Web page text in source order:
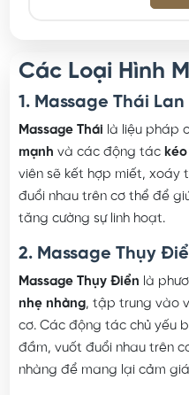
Các Loại Hình
1. Massage Thái
Massage Thái là liệu pháp
mạnh và các động tác
viên sẽ kết hợp miết, xoáy
đuổi nhau trên cơ thể để
tăng cường sự linh hoạt.
2. Massage Thụy
Massage Thụy Điển là
nhẹ nhàng, tập trung vào
cơ. Các động tác chủ yếu
đầm, vuốt đuổi nhau trên
nhàng để mang lại cảm